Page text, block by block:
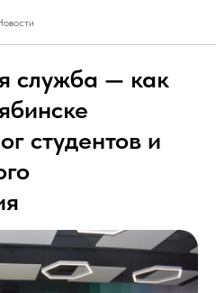
служба — как
студентов и